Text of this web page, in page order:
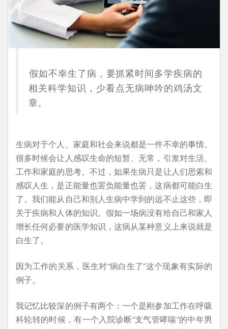
假如不幸生了病，要抓紧时间多学疾病的
相关科学知识，少看点无病呻吟的鸡汤文
章。
生病对于个人、家庭和社会来说都是一件不幸的事情。
很多时候会让人感叹生命的短暂、无常，引发对生活、
工作和家庭的思考。不过，如果生病只是让人们思索和
感叹人生，是正能量也罢负能量也罢，这病都可能白生
了。我们能从自己和别人生病中学到的远不止这些，即
关于疾病和人体的知识。假如一场病没有给自己和家人
增长任何必要的医学知识，这病从某种意义上来说就是
白生了。
因为工作的关系，医生对“病白生了”这个现象有实际的
例子。
我记忆比较深的例子有两个：一个是刚参加工作在呼吸
科轮转的时候，有一个入院诊断“支气管哮喘”的中年男